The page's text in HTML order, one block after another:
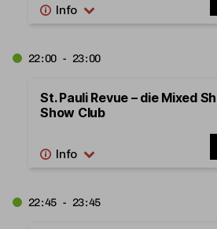
22:00 - 23:00
St. Pauli Revue – die Mixed
Show Club
22:45 - 23:45